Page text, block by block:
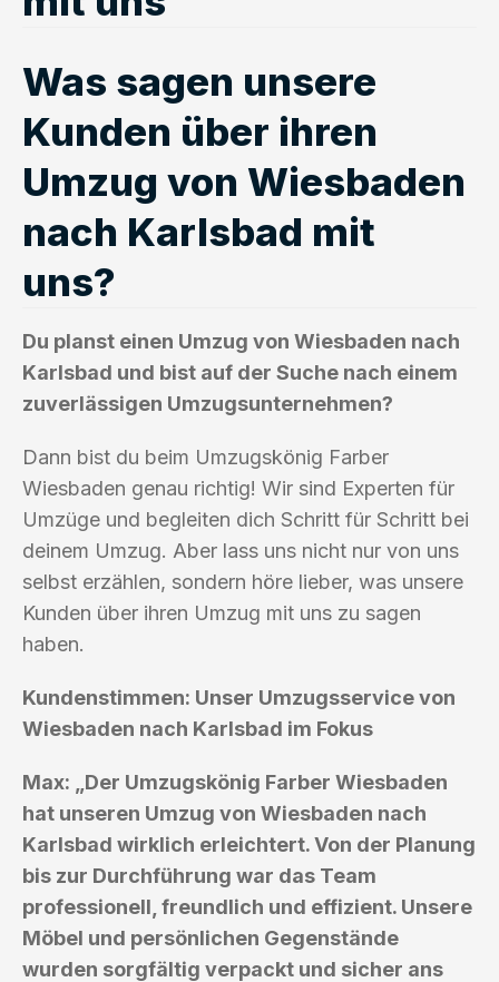
Was sagen unsere
Kunden über ihren
Umzug von Wiesbaden
nach Karlsbad mit
uns?
Du planst einen Umzug von Wiesbaden nach
Karlsbad und bist auf der Suche nach einem
zuverlässigen Umzugsunternehmen?
Dann bist du beim Umzugskönig Farber
Wiesbaden genau richtig! Wir sind Experten für
Umzüge und begleiten dich Schritt für Schritt bei
deinem Umzug. Aber lass uns nicht nur von uns
selbst erzählen, sondern höre lieber, was unsere
Kunden über ihren Umzug mit uns zu sagen
haben.
Kundenstimmen: Unser Umzugsservice von
Wiesbaden nach Karlsbad im Fokus
Max: „Der Umzugskönig Farber Wiesbaden
hat unseren Umzug von Wiesbaden nach
Karlsbad wirklich erleichtert. Von der Planung
bis zur Durchführung war das Team
professionell, freundlich und effizient. Unsere
Möbel und persönlichen Gegenstände
wurden sorgfältig verpackt und sicher ans